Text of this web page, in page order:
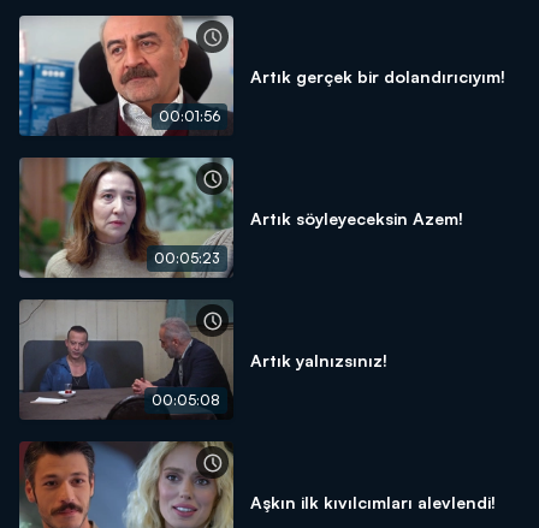
00:01:56
Artık gerçek bir dolandırıcıyım!
00:05:23
Artık söyleyeceksin Azem!
00:05:08
Artık yalnızsınız!
Aşkın ilk kıvılcımları alevlendi!